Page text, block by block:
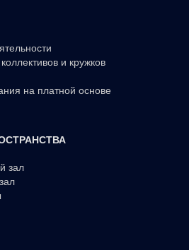
и кружков
на платной основе
зал